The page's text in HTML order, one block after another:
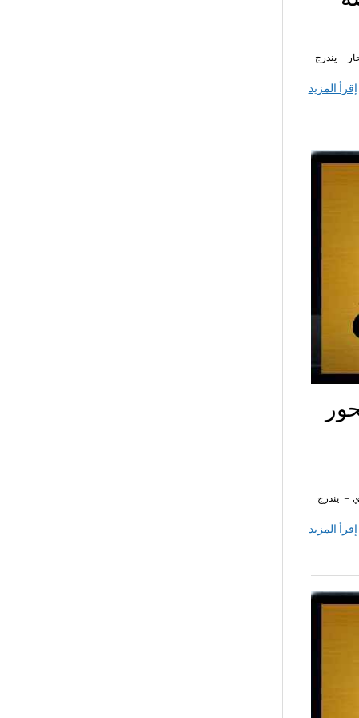
– يندرج
إقرأ المزيد
اولى ثانوي – يندرج
إقرأ المزيد